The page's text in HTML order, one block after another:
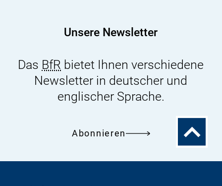
der
Unsere Newsletter
Das BfR bietet Ihnen verschiedene
Newsletter in deutscher und
englischer Sprache.
Abonnieren
Zum